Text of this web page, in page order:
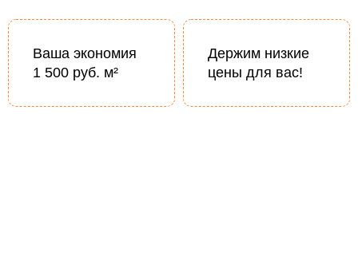
Ваша экономия
1 500 руб. м²
Держим низкие
цены для вас!